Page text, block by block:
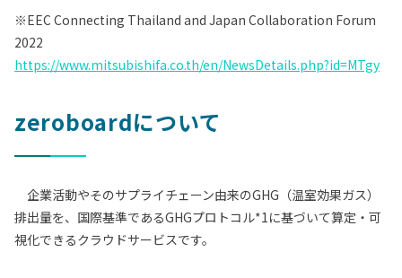
※EEC Connecting Thailand and Japan Collaboration Forum
2022
https://www.mitsubishifa.co.th/en/NewsDetails.php?id=MTgy
zeroboardについて
企業活動やそのサプライチェーン由来のGHG（温室効果ガス）
排出量を、国際基準であるGHGプロトコル*1に基づいて算定・可
視化できるクラウドサービスです。